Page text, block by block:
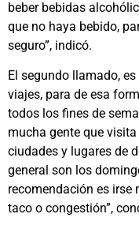
beber bebidas
que no haya bebido,
seguro”, indicó.
El segundo llamado,
viajes, para de esa
todos los fines de
mucha gente que
ciudades y lugares de
general son los
recomendación es irse
taco o congestión”,